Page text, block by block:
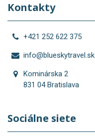
Kontakty
+421 252 622 375
info@blueskytravel.sk
Kominárska 2
831 04 Bratislava
Sociálne siete